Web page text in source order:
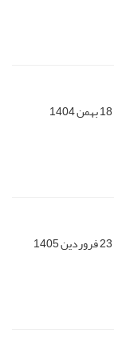
18 بهمن 1404
23 فروردین 1405